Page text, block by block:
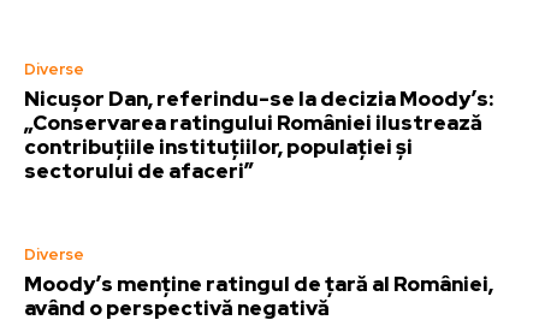
Diverse
Nicușor Dan, referindu-se la decizia Moody’s:
„Conservarea ratingului României ilustrează
contribuțiile instituțiilor, populației și
sectorului de afaceri”
Diverse
Moody’s menține ratingul de țară al României,
având o perspectivă negativă